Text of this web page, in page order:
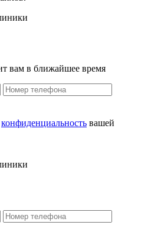
вам в ближайшее время
конфиденциальность вашей